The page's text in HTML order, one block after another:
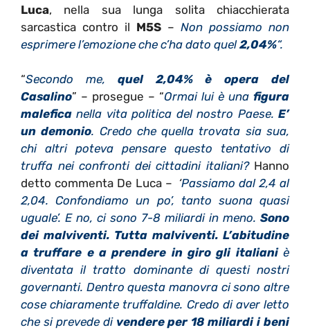
Luca, nella sua lunga solita chiacchierata
sarcastica contro il M5S – Non possiamo non
esprimere l’emozione che c’ha dato quel2,04%“.
“Secondo me, quel 2,04% è opera del
Casalino” – prosegue – “Ormai lui è una figura
malefica nella vita politica del nostro Paese. E’
un demonio. Credo che quella trovata sia sua,
chi altri poteva pensare questo tentativo di
truffa nei confronti dei cittadini italiani? Hanno
detto commenta De Luca – ‘Passiamo dal 2,4 al
2,04. Confondiamo un po’, tanto suona quasi
uguale’. E no, ci sono 7-8 miliardi in meno. Sono
dei malviventi. Tutta malviventi. L’abitudine
a truffare e a prendere in giro gli italianiè
diventata il tratto dominante di questi nostri
governanti. Dentro questa manovra ci sono altre
cose chiaramente truffaldine. Credo di aver letto
che si prevede di vendere per 18 miliardi i beni